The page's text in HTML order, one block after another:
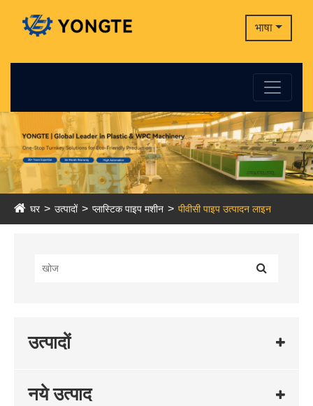
भाषा
घर उत्पादों प्लास्टिक पाइप मशीन पीवीसी पाइप उत्पादन लाइन
उत्पादों
नये उत्पाद